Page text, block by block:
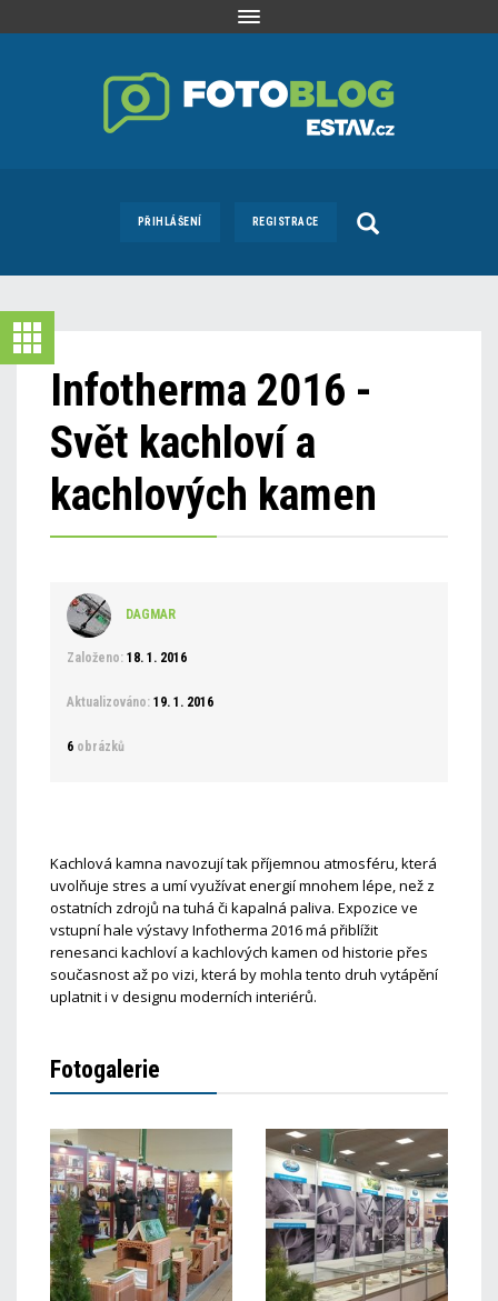
Toggle
PŘIHLÁŠENÍ REGISTRACE
Infotherma 2016 -
Svět kachloví a
kachlových kamen
DAGMAR
Založeno: 18. 1. 2016
Aktualizováno: 19. 1. 2016
6 obrázků
Kachlová kamna navozují tak příjemnou atmosféru, která
uvolňuje stres a umí využívat energií mnohem lépe, než z
ostatních zdrojů na tuhá či kapalná paliva. Expozice ve
vstupní hale výstavy Infotherma 2016 má přiblížit
renesanci kachloví a kachlových kamen od historie přes
současnost až po vizi, která by mohla tento druh vytápění
uplatnit i v designu moderních interiérů.
Fotogalerie